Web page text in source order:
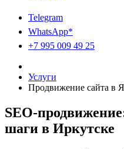
Telegram
WhatsApp*
+7 995 009 49 25
Услуги
Продвижение сайта в
SEO-
шаги в Иркутске